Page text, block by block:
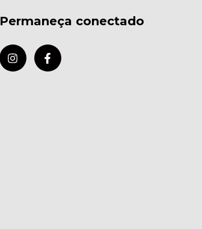
Permaneça conectado